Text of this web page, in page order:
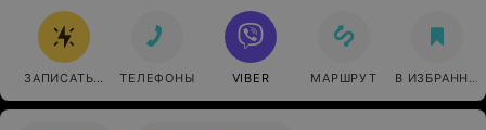
ЗАПИСАТЬСЯ ОНЛАЙН
ТЕЛЕФОНЫ VIBER МАРШРУТ В ИЗБРАННОЕ